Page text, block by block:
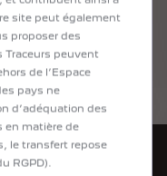
km
: 14 - 16,1
site peut également
proposer des
peuvent
de l’Espace
pays ne
d’adéquation des
en matière de
le transfert repose
RGPD).